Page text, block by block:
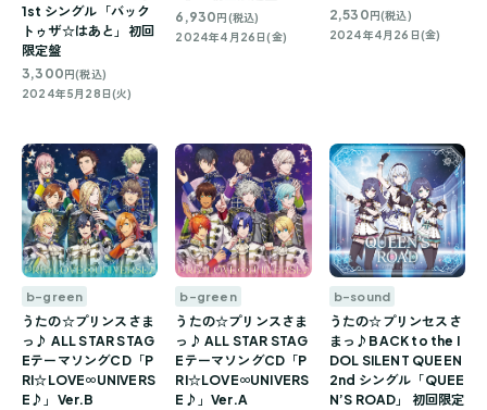
1st シングル「バック
トゥザ☆はあと」初回
限定盤
3,300円(税込)
2024年5月28日(火)
6,930円(税込)
2024年4月26日(金)
2,530円(税込)
2024年4月26日(金)
b-green
うたの☆プリンスさま
っ♪ ALL STAR STAG
EテーマソングCD「P
RI☆LOVE∞UNIVERS
E♪」Ver.B
b-green
うたの☆プリンスさま
っ♪ ALL STAR STAG
EテーマソングCD「P
RI☆LOVE∞UNIVERS
E♪」Ver.A
b-sound
うたの☆プリンセスさ
まっ♪BACK to the I
DOL SILENT QUEEN
2nd シングル「QUEE
N’S ROAD」 初回限定